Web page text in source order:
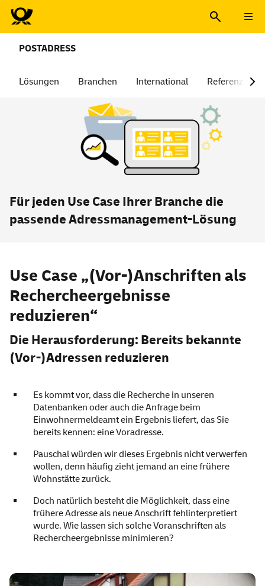
POSTADRESS
Lösungen Branchen International Referenzen
Für jeden Use Case Ihrer Branche die
passende Adressmanagement-Lösung
Use Case „(Vor-)Anschriften als
Rechercheergebnisse
reduzieren“
Die Herausforderung: Bereits bekannte
(Vor-)Adressen reduzieren
Es kommt vor, dass die Recherche in unseren
Datenbanken oder auch die Anfrage beim
Einwohnermeldeamt ein Ergebnis liefert, das Sie
bereits kennen: eine Voradresse.
Pauschal würden wir dieses Ergebnis nicht verwerfen
wollen, denn häufig zieht jemand an eine frühere
Wohnstätte zurück.
Doch natürlich besteht die Möglichkeit, dass eine
frühere Adresse als neue Anschrift fehlinterpretiert
wurde. Wie lassen sich solche Voranschriften als
Rechercheergebnisse minimieren?